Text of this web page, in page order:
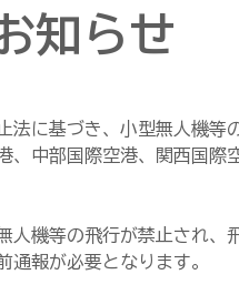
知らせ
法に基づき、小型無人機等
、中部国際空港、関西国際
人機等の飛行が禁止され、
通報が必要となります。